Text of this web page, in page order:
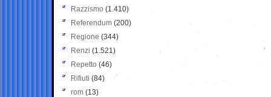
Razzismo (1.410)
Referendum (200)
Regione (344)
Renzi (1.521)
Repetto (46)
Rifiuti (84)
rom (13)